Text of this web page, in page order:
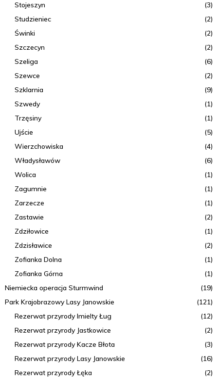
Stojeszyn
(3)
Studzieniec
(2)
Świnki
(2)
Szczecyn
(2)
Szeliga
(6)
Szewce
(2)
Szklarnia
(9)
Szwedy
(1)
Trzęsiny
(1)
Ujście
(5)
Wierzchowiska
(4)
Władysławów
(6)
Wolica
(1)
Zagumnie
(1)
Zarzecze
(1)
Zastawie
(2)
Zdziłowice
(1)
Zdzisławice
(2)
Zofianka Dolna
(1)
Zofianka Górna
(1)
Niemiecka operacja Sturmwind
(19)
Park Krajobrazowy Lasy Janowskie
(121)
Rezerwat przyrody Imielty Ług
(12)
Rezerwat przyrody Jastkowice
(2)
Rezerwat przyrody Kacze Błota
(3)
Rezerwat przyrody Lasy Janowskie
(16)
Rezerwat przyrody Łęka
(2)